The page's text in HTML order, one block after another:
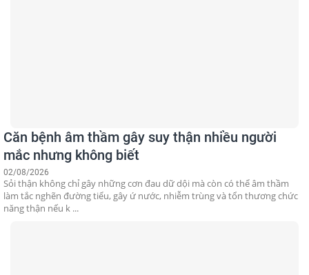
Căn bệnh âm thầm gây suy thận nhiều người
mắc nhưng không biết
02/08/2026
Sỏi thận không chỉ gây những cơn đau dữ dội mà còn có thể âm thầm
làm tắc nghẽn đường tiểu, gây ứ nước, nhiễm trùng và tổn thương chức
năng thận nếu k ...